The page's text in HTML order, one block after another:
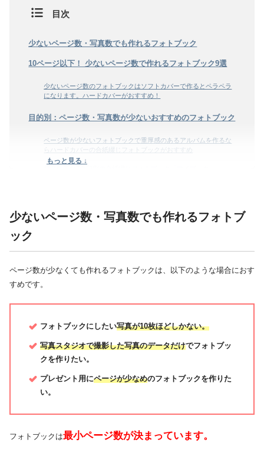
目次
少ないページ数・写真数でも作れるフォトブック
10ページ以下！ 少ないページ数で作れるフォトブック9選
少ないページ数のフォトブックはソフトカバーで作るとペラペラ
になります。ハードカバーがおすすめ！
目的別：ページ数・写真数が少ないおすすめのフォトブック
ページ数が少ないフォトブックで重厚感のあるアルバムを作るな
らハードカバーの合紙綴じフォトブックがおすすめ
サイズのソフトカバー
を両立したい方に
画質で比較！ ページ数・写真数が少ないフォトブック
2ページだけなら「フォトボード」もおすすめ
1ページだけなら「フォトカード」もおすすめ
ページ数が少ないフォトブックのよくある質問（FAQ）
らがよいですか？
もっと見る ↓
少ないページ数・写真数でも作れるフォトブ
ック
ページ数が少なくても作れるフォトブックは、以下のような場合におす
すめです。
フォトブックにしたい写真が10枚ほどしかない。
写真スタジオで撮影した写真のデータだけでフォトブッ
クを作りたい。
プレゼント用にページが少なめのフォトブックを作りた
い。
フォトブックは最小ページ数が決まっています。